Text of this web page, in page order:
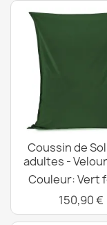
Coussin de
adultes -
Couleur: Vert
150,90 €